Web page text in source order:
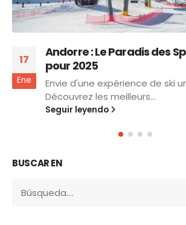
17
Ene
Andorre : Le Paradis des
pour 2025
Envie d'une expérience de ski
Découvrez les meilleurs...
Seguir leyendo
BUSCAR EN